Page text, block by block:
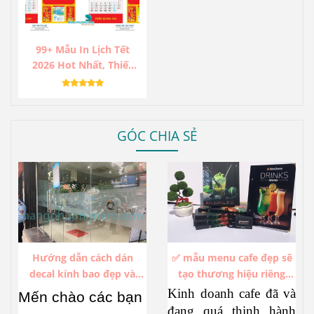
99+ Mẫu In Lịch Tết
2026 Hot Nhất, Thiết
Kế Độc Lạ, Sang Trọng,
GÓC CHIA SẺ
Hướng dẫn cách dán
decal kính bao đẹp và
không bị bóng khí
Mến chào các bạn
✅ mẫu menu cafe đẹp sẽ
tạo thương hiệu riêng
trong hàng ngàn thương
hiệu cafe đang thịnh hành
Kinh doanh cafe đã và
đang quá thịnh hành